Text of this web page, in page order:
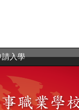
請入學